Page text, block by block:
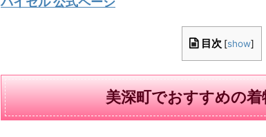
目次 [show]
美深町でおすすめの着